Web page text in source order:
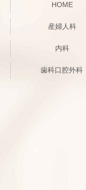
HOME
産婦人科
内科
歯科口腔外科